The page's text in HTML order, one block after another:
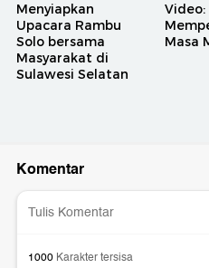
Menyiapkan
Upacara Rambu
Solo bersama
Masyarakat di
Sulawesi Selatan
Video:
Masa